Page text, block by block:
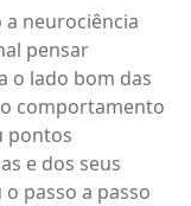
neurociência
pensar
o lado bom das
comportamento
pontos
e dos seus
passo a passo